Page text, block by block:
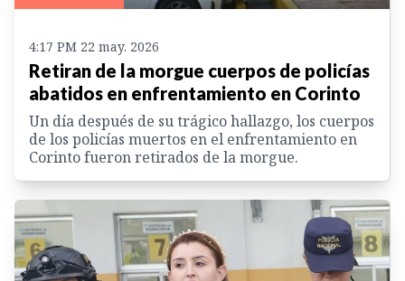
4:17 PM 22 may. 2026
Retiran de la morgue cuerpos de policías
abatidos en enfrentamiento en Corinto
Un día después de su trágico hallazgo, los cuerpos
de los policías muertos en el enfrentamiento en
Corinto fueron retirados de la morgue.